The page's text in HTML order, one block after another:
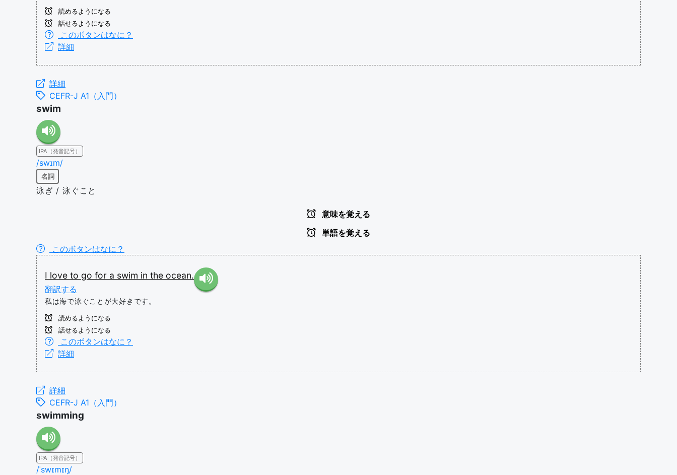
読めるようになる
話せるようになる
このボタンはなに？
詳細
詳細
CEFR-J A1（入門）
swim
IPA（発音記号）
/swɪm/
名詞
泳ぎ / 泳ぐこと
意味を覚える
単語を覚える
このボタンはなに？
I love to go for a swim in the ocean.
翻訳する
私は海で泳ぐことが大好きです。
読めるようになる
話せるようになる
このボタンはなに？
詳細
詳細
CEFR-J A1（入門）
swimming
IPA（発音記号）
/ˈswɪmɪŋ/